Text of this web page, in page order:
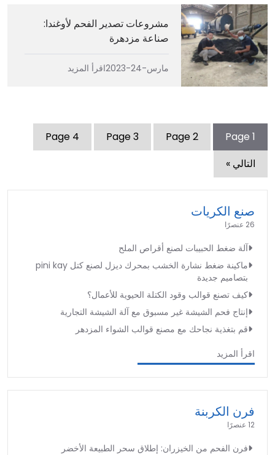
مشروعات تصدير الفحم لأوغندا:
صناعة مزدهرة
مارس-24-2023 اقرأ المزيد
Page 1
Page2
Page3
Page 4
التالي »
صنع الكريات
26 عنصرًا
آلة ضغط الحبيبات لصنع أقراص الملح
ماكينة ضغط نشارة الخشب بمحرك ديزل لصنع كتل pini kay
بتصاميم جديدة
كيف تصنع قوالب وقود الكتلة الحيوية للأعمال؟
إنتاج فحم الشيشة غير مسبوق مع آلة الشيشة التجارية
قم بتغذية نجاحك مع مصنع قوالب الشواء المزدهر
اقرأ المزيد
فرن الكربنة
12 عنصرًا
فرن الفحم من الخيزران: إطلاق سحر الطبيعة الأخضر